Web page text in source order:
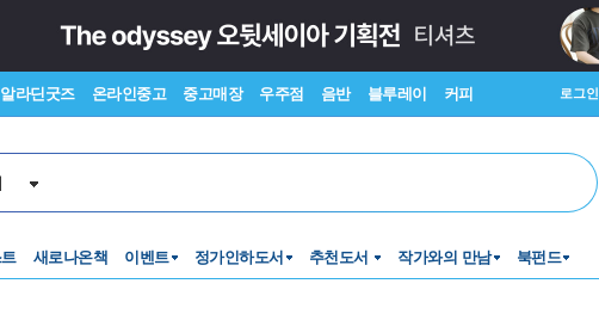
알라딘굿즈 온라인중고 중고매장 우주점 음반 블루레이 커피 로그인
새로나온책 이벤트 정가인하도서 추천도서 작가와의 만남 북펀드